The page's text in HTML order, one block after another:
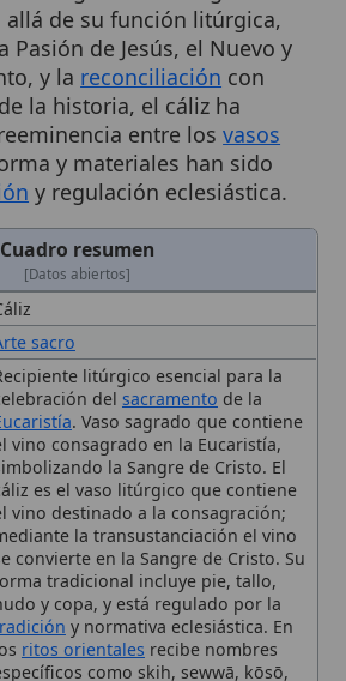
y lareconciliacióncon
la historia, el cáliz ha
entre los vasos
y materiales han sido
y regulación eclesiástica.
resumen
[Datos abiertos]
sacro
litúrgico esencial para la
del
. Vaso sagrado que contiene
consagrado en la Eucaristía,
la Sangre de Cristo. El
es el vaso litúrgico que contiene
vino destinado a la consagración;
la transustanciación el vino
convierte en la Sangre de Cristo. Su
tradicional incluye pie, tallo,
y copa, y está regulado por la
y normativa eclesiástica. En
ritos orientalesrecibe nombres
como skih, sewwā, kōsō,
entre otros
el siglo IV se documenta la
del cáliz; en los siglos
VII surgieron tradiciones sobre el
dela Última CenaenJerusalén